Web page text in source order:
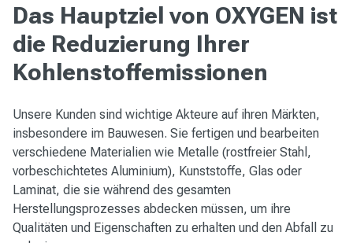
Das Hauptziel von OXYGEN ist
die Reduzierung Ihrer
Kohlenstoffemissionen
Unsere Kunden sind wichtige Akteure auf ihren Märkten,
insbesondere im Bauwesen. Sie fertigen und bearbeiten
verschiedene Materialien wie Metalle (rostfreier Stahl,
vorbeschichtetes Aluminium), Kunststoffe, Glas oder
Laminat, die sie während des gesamten
Herstellungsprozesses abdecken müssen, um ihre
Qualitäten und Eigenschaften zu erhalten und den Abfall zu